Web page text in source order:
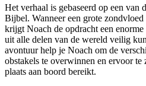
Het verhaal is gebaseerd op een van
Bijbel. Wanneer een grote zondvloed
krijgt Noach de opdracht een
uit alle delen van de wereld veilig
avontuur help je Noach om de
obstakels te overwinnen en ervoor
plaats aan boord bereikt.